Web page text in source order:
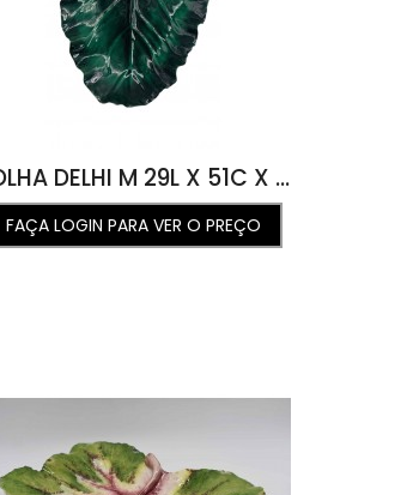
FOLHA DELHI M 29L X 51C X 5A
FAÇA LOGIN PARA VER O PREÇO